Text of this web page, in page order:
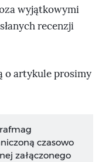
wyjątkowymi
recenzji
o artykule prosimy
czasowo
załączonego